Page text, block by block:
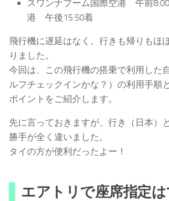
スワンナプーム国際空港 午前
港 午後15:50着
飛行機に遅延はなく、行きも帰りもほ
りました。
今回は、この飛行機の搭乗で利用した
ルフチェックインかな？）の利用手順
ポイントをご紹介します。
先に言っておきますが、行き（日本）
勝手が全く違いました。
タイの方が便利だったよー！
エアトリで座席指定